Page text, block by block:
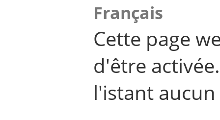
Français
Cette page
d'être
l'istant